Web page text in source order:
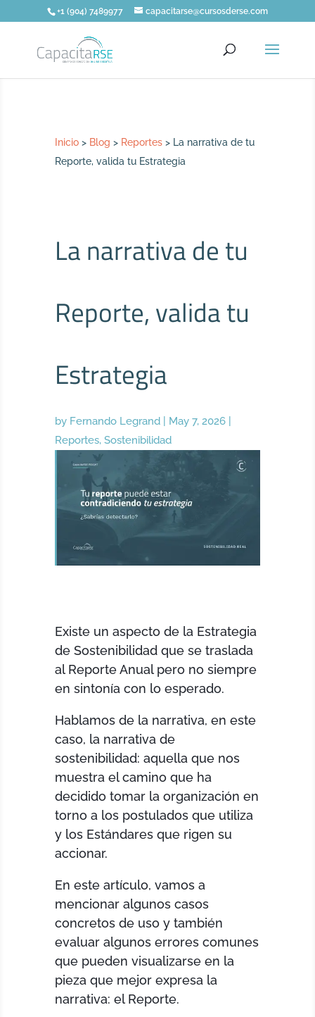
+1 (904) 7489977 capacitarse@cursosderse.com
Inicio > Blog > Reportes > La narrativa de tu
Reporte, valida tu Estrategia
La narrativa de tu
Reporte, valida tu
Estrategia
by Fernando Legrand May 7, 2026
Reportes,Sostenibilidad
Existe un aspecto de la Estrategia
de Sostenibilidad que se traslada
al Reporte Anual pero no siempre
en sintonía con lo esperado.
Hablamos de la narrativa, en este
caso, la narrativa de
sostenibilidad: aquella que nos
muestra el camino que ha
decidido tomar la organización en
torno a los postulados que utiliza
y los Estándares que rigen su
accionar.
En este artículo, vamos a
mencionar algunos casos
concretos de uso y también
evaluar algunos errores comunes
que pueden visualizarse en la
pieza que mejor expresa la
narrativa: el Reporte.